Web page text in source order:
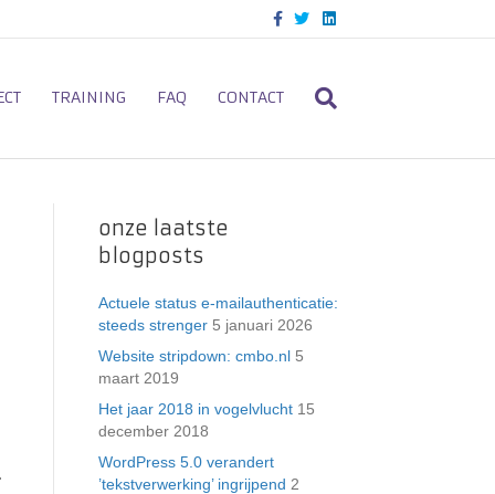
c
o
o
T
i
e
L
n
d
TRAINING FAQ CONTACT
onze laatste
blogposts
Actuele status e-mailauthenticatie:
steeds strenger 5 januari 2026
Website stripdown: cmbo.nl 5
maart 2019
Het jaar 2018 in vogelvlucht 15
december 2018
WordPress 5.0 verandert
’tekstverwerking’ ingrijpend 2